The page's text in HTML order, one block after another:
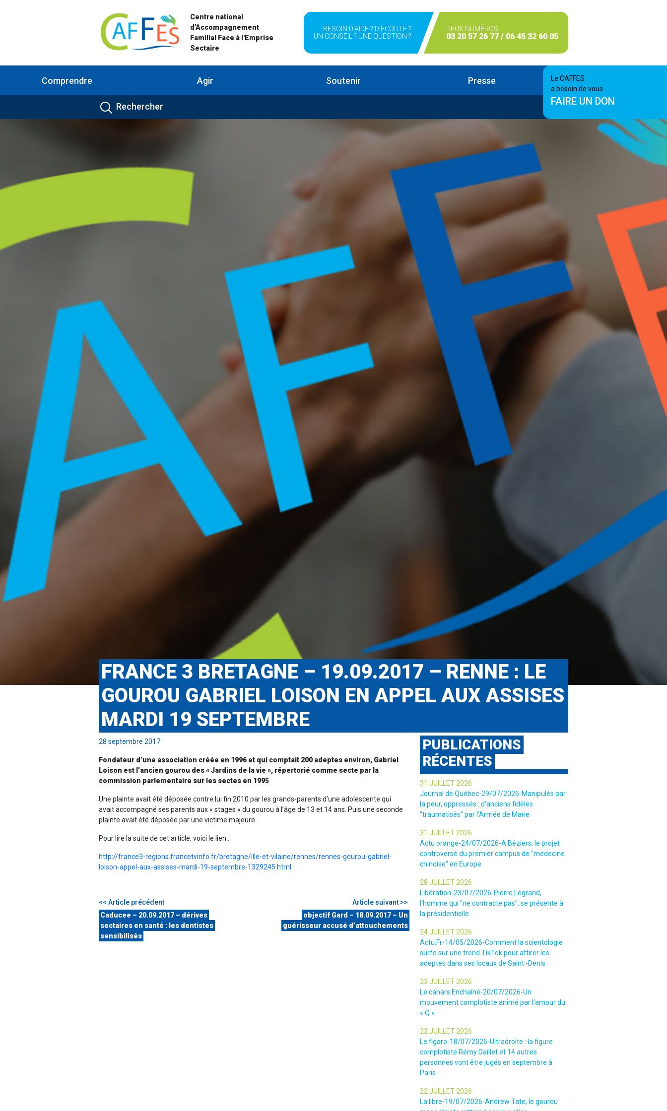
Centre national
d'Accompagnement
Familial Face à l'Emprise
Sectaire
BESOIN D'AIDE ? D'ÉCOUTE ?
UN CONSEIL ? UNE QUESTION ?
DEUX NUMÉROS
03 20 57 26 77 / 06 45 32 60 05
Comprendre Agir Soutenir Presse
Le CAFFES
a besoin de vous
FAIRE UN DON
FRANCE 3 BRETAGNE – 19.09.2017 – RENNE : LE
GOUROU GABRIEL LOISON EN APPEL AUX ASSISES
MARDI 19 SEPTEMBRE
28 septembre 2017
Fondateur d’une association créée en 1996 et qui comptait 200 adeptes environ, Gabriel
Loison est l’ancien gourou des « Jardins de la vie », répertorié comme secte par la
commission parlementaire sur les sectes en 1995.
Une plainte avait été déposée contre lui fin 2010 par les grands-parents d’une adolescente qui
avait accompagné ses parents aux « stages » du gourou à l’âge de 13 et 14 ans. Puis une seconde
plainte avait été déposée par une victime majeure.
Pour lire la suite de cet article, voici le lien :
http://france3-regions.francetvinfo.fr/bretagne/ille-et-vilaine/rennes/rennes-gourou-gabriel-
loison-appel-aux-assises-mardi-19-septembre-1329245.html
<< Article précédent
Caducee – 20.09.2017 – dérives
sectaires en santé : les dentistes
sensibilisés
Article suivant >>
objectif Gard – 18.09.2017 – Un
guérisseur accusé d’attouchements
PUBLICATIONS
RÉCENTES
31 JUILLET 2026
Journal de Québec-29/07/2026-Manipulés par
la peur, oppressés : d'anciens fidèles
"traumatisés" par l'Armée de Marie
31 JUILLET 2026
Actu orange-24/07/2026-A Béziers, le projet
controversé du premier campus de "médecine
chinoise" en Europe
28 JUILLET 2026
Libération-23/07/2026-Pierre Legrand,
l'homme qui "ne contracte pas", se présente à
la présidentielle
24 JUILLET 2026
Actu.Fr-14/05/2026-Comment la scientologie
surfe sur une trend TikTok pour attirer les
adeptes dans ses locaux de Saint -Denis
23 JUILLET 2026
Le canars Enchaîné-20/07/2026-Un
mouvement complotiste animé par l’amour du
« Q »
22 JUILLET 2026
Le figaro-18/07/2026-Ultradroite : la figure
complotiste Rémy Daillet et 14 autres
personnes vont être jugés en septembre à
Paris
22 JUILLET 2026
La libre-19/07/2026-Andrew Tate, le gourou